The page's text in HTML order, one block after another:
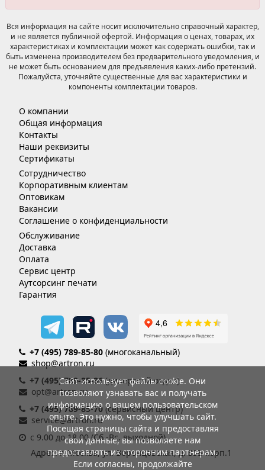
Вся информация на сайте носит исключительно справочный характер,
и не является публичной офертой. Информация о ценах, товарах, их
характеристиках и комплектации может как содержать ошибки, так и
быть изменена производителем без предварительного уведомления, и
не может быть основанием для предъявления каких-либо претензий.
Пожалуйста, уточняйте существенные для вас характеристики и
компоненты комплектации товаров.
О компании
Общая информация
Контакты
Наши реквизиты
Сертификаты
Сотрудничество
Корпоративным клиентам
Оптовикам
Вакансии
Соглашение о конфиденциальности
Обслуживание
Доставка
Оплата
Сервис центр
Аутсорсинг печати
Гарантия
+7 (495) 789-85-80 (многоканальный)
shop@artron.ru
+7 (495) 789-85-86(дилерский отдел)
opt@artron.ru
+7 (495) 789-85-70 (сервисный центр)
service@artron.ru
с 9.00 до 18.00 (Сб.-Вс. выходной)
Адрес: г. Москва, ул. Воронцовская, д. 35Б корп.1
Сайт использует файлы cookie. Они
позволяют узнавать вас и получать
информацию о вашем пользовательском
опыте. Это нужно, чтобы улучшать сайт.
Посещая страницы сайта и предоставляя
свои данные, вы позволяете нам
предоставлять их сторонним партнерам.
Если согласны, продолжайте